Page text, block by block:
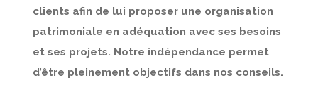
clients afin de lui proposer une organisation
patrimoniale en adéquation avec ses besoins
et ses projets. Notre indépendance permet
d’être pleinement objectifs dans nos conseils.